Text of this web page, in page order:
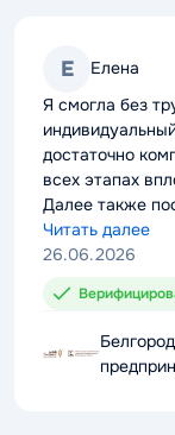
Е Елена
Я смогла без
достаточно
всех этапах
Далее также
проблемы с
рекомендовать
Читать далее
26.06.2026